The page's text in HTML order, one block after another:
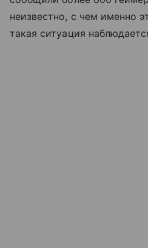
неизвестно, с чем именно
такая ситуация